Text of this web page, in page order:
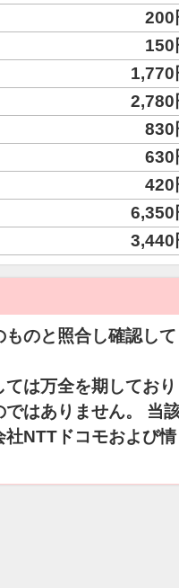
200
150
1,770
2,780
830
630
420
6,350
3,440
のと照合し確認して
は万全を期しており
はありません。 当
NTTドコモおよび情